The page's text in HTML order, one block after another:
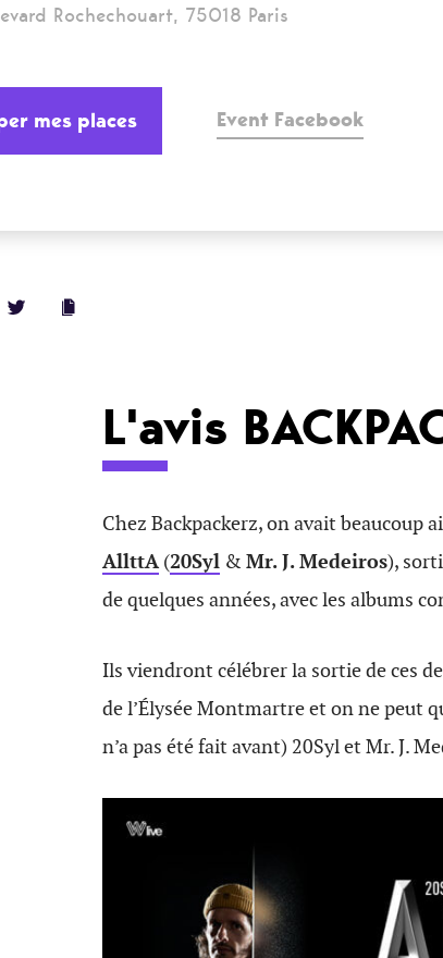
Rochechouart, 75018 Paris
mes places Event Facebook
L'avis
Chez Backpackerz, on avait beaucoup
AllttA(20Syl & Mr. J. Medeiros),
de quelques années, avec les albums
Ils viendront célébrer la sortie de ces
de l’Élysée Montmartre et on ne peut
n’a pas été fait avant) 20Syl et Mr. J.